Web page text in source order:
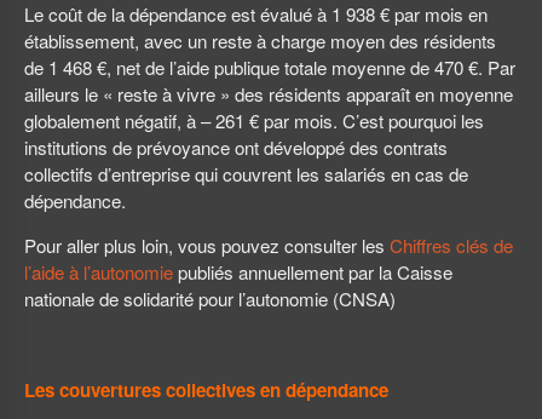
Le coût de la dépendance est évalué à 1 938 € par mois en
établissement, avec un reste à charge moyen des résidents
de 1 468 €, net de l’aide publique totale moyenne de 470 €. Par
ailleurs le « reste à vivre » des résidents apparaît en moyenne
globalement négatif, à – 261 € par mois. C’est pourquoi les
institutions de prévoyance ont développé des contrats
collectifs d’entreprise qui couvrent les salariés en cas de
dépendance.
Pour aller plus loin, vous pouvez consulter les Chiffres clés de
l’aide à l’autonomiepubliés annuellement par la Caisse
nationale de solidarité pour l’autonomie (CNSA)
Les couvertures collectives en dépendance